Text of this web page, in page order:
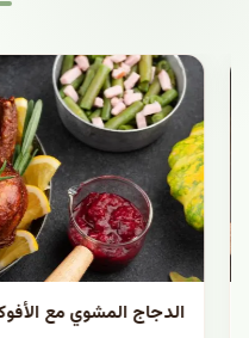
الدجاج المشوي مع الأفوكادو